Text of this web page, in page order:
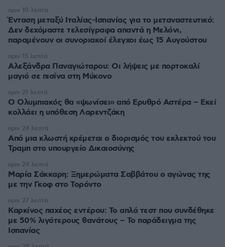
Ένταση μεταξύ Ιταλίας-Ισπανίας για το μεταναστευτικό:
Δεν δεχόμαστε τελεσίγραφα απαντά η Μελόνι,
παραμένουν οι συνοριακοί έλεγχοι έως 15 Αυγούστου
πριν 10 λεπτά
Αλεξάνδρα Παναγιώταρου: Οι λήψεις με πορτοκαλί
μαγιό σε πισίνα στη Μύκονο
πριν 15 λεπτά
Ο Ολυμπιακός θα «ψωνίσει» από Ερυθρό Αστέρα – Εκεί
κολλάει η υπόθεση Λαρεντζάκη
πριν 21 λεπτά
Από μια κλωστή κρέμεται ο διορισμός του εκλεκτού του
Τραμπ στο υπουργείο Δικαιοσύνης
πριν 24 λεπτά
Μαρία Σάκκαρη: Ξημερώματα Σαββάτου ο αγώνας της
με την Γκοφ στο Τορόντο
πριν 24 λεπτά
Καρκίνος παχέος εντέρου: Το απλό τεστ που συνδέθηκε
με 50% λιγότερους θανάτους – Το παράδειγμα της
Ισπανίας
πριν 27 λεπτά